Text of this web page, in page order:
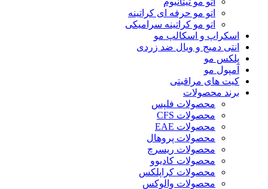
اتو مو حرفه ای کراتینه
اتو مو کراتینه سرامیکی
اسکراپ و اسکالپ مو
انتی دمیج و ویال ضد زردی
پلکس مو
آمپول مو
کیت های مراقبتی
برند محصولات
محصولات فلپس
محصولات CFS
محصولات EAE
محصولات پروهال
محصولات ریسرچ
محصولات کادیوو
محصولات کراپلکس
محصولات والوکس